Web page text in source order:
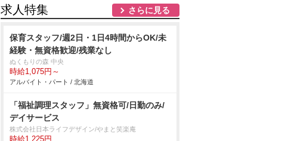
求人特集 さらに見る
保育スタッフ/週2日・1日4時間からOK/未
経験・無資格歓迎/残業なし
ぬくもりの森 中央
時給1,075円～
アルバイト・パート / 北海道
「福祉調理スタッフ」無資格可/日勤のみ/
デイサービス
株式会社日本ライフデザイン/やまと笑楽庵
時給1,225円